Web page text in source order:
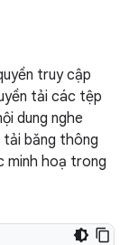
truy cập
tải các tệp
dung nghe
tải băng thông
minh hoạ trong